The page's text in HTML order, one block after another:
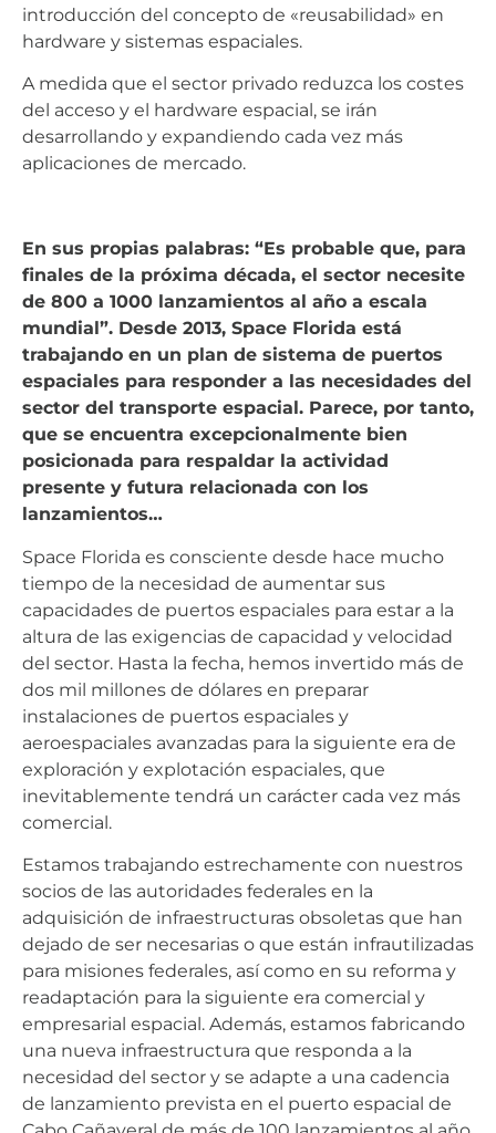
introducción del concepto de «reusabilidad» en
hardware y sistemas espaciales.
A medida que el sector privado reduzca los costes
del acceso y el hardware espacial, se irán
desarrollando y expandiendo cada vez más
aplicaciones de mercado.
En sus propias palabras: “Es probable que, para
finales de la próxima década, el sector necesite
de 800 a 1000 lanzamientos al año a escala
mundial”. Desde 2013, Space Florida está
trabajando en un plan de sistema de puertos
espaciales para responder a las necesidades del
sector del transporte espacial. Parece, por tanto,
que se encuentra excepcionalmente bien
posicionada para respaldar la actividad
presente y futura relacionada con los
lanzamientos…
Space Florida es consciente desde hace mucho
tiempo de la necesidad de aumentar sus
capacidades de puertos espaciales para estar a la
altura de las exigencias de capacidad y velocidad
del sector. Hasta la fecha, hemos invertido más de
dos mil millones de dólares en preparar
instalaciones de puertos espaciales y
aeroespaciales avanzadas para la siguiente era de
exploración y explotación espaciales, que
inevitablemente tendrá un carácter cada vez más
comercial.
Estamos trabajando estrechamente con nuestros
socios de las autoridades federales en la
adquisición de infraestructuras obsoletas que han
dejado de ser necesarias o que están infrautilizadas
para misiones federales, así como en su reforma y
readaptación para la siguiente era comercial y
empresarial espacial. Además, estamos fabricando
una nueva infraestructura que responda a la
necesidad del sector y se adapte a una cadencia
de lanzamiento prevista en el puerto espacial de